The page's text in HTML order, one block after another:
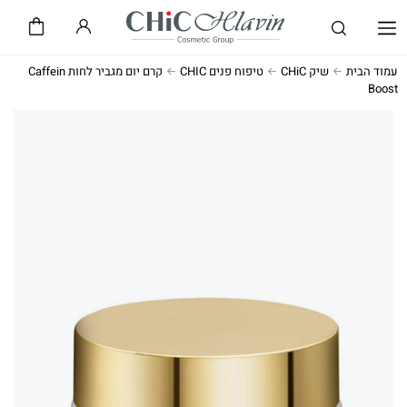
עמוד הבית שיק CHiC טיפוח פנים CHIC
קרם יום מגביר לחות Caffein
Boost